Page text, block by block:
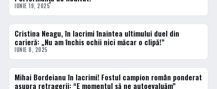
IUNIE 19, 2025
HANDBAL
Cristina Neagu, în lacrimi înaintea ultimului duel din
carieră: „Nu am închis ochii nici măcar o clipă!”
IUNIE 8, 2025
ACTUALE
Mihai Bordeianu în lacrimi! Fostul campion român ponderat
asupra retragerii: “E momentul să ne autoevaluăm”